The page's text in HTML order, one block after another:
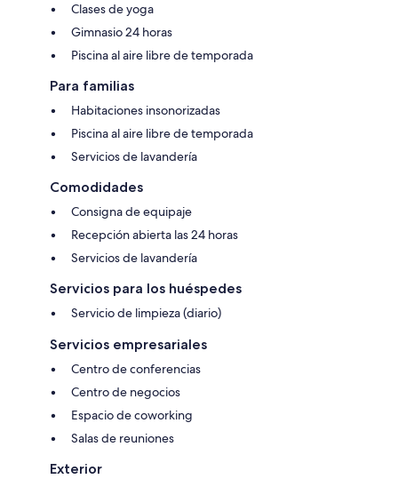
Clases de yoga
Gimnasio 24 horas
Piscina al aire libre de temporada
Para familias
Habitaciones insonorizadas
Piscina al aire libre de temporada
Servicios de lavandería
Comodidades
Consigna de equipaje
Recepción abierta las 24 horas
Servicios de lavandería
Servicios para los huéspedes
Servicio de limpieza (diario)
Servicios empresariales
Centro de conferencias
Centro de negocios
Espacio de coworking
Salas de reuniones
Exterior